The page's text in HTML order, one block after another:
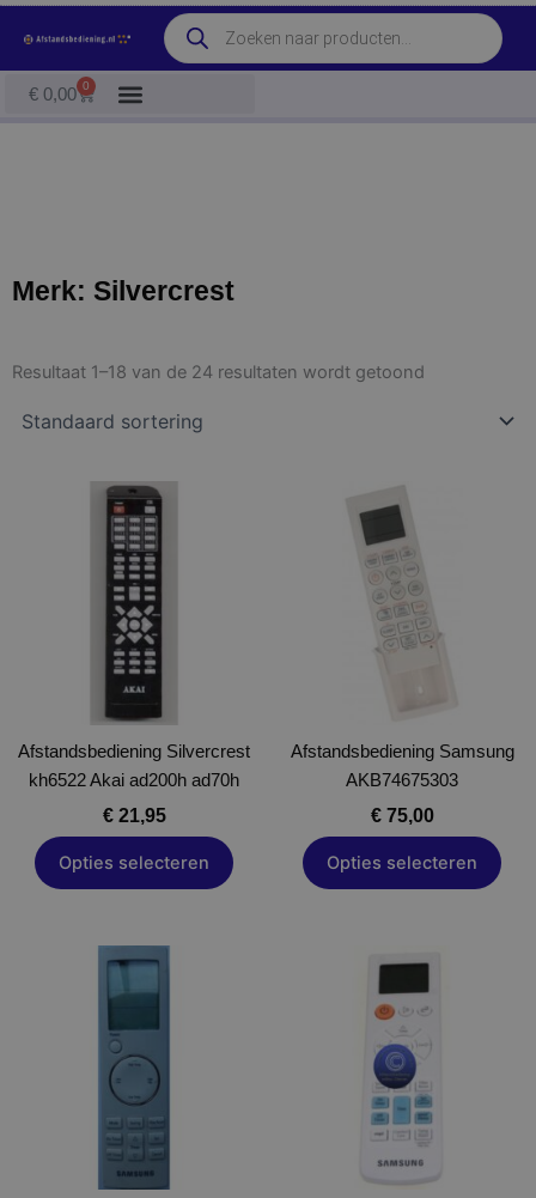
Ga
naar
de
inhoud
Producten
zoeken
€ 0,00 0
Winkelwagen
Merk: Silvercrest
Resultaat 1–18 van de 24 resultaten wordt getoond
Afstandsbediening Silvercrest
kh6522 Akai ad200h ad70h
€21,95
Opties selecteren
Dit
product
heeft
meerdere
variaties.
Deze
optie
kan
gekozen
worden
op
de
productpagina
Afstandsbediening Samsung
AKB74675303
€75,00
Opties selecteren
product
heeft
meerdere
variaties.
Deze
worden
op
de
productpagina
Dit
product
variaties.
Deze
optie
kan
gekozen
Dit
product
heeft
meerdere
variaties.
Deze
optie
kan
gekozen